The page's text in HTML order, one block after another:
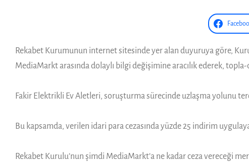
Rekabet Kurumunun internet sitesinde yer alan duyuruya göre,
MediaMarkt arasında dolaylı bilgi değişimine aracılık ederek,
Fakir Elektrikli Ev Aletleri, soruşturma sürecinde uzlaşma yolunu
Bu kapsamda, verilen idari para cezasında yüzde 25 indirim
Rekabet Kurulu’nun şimdi MediaMarkt’a ne kadar ceza vereceği